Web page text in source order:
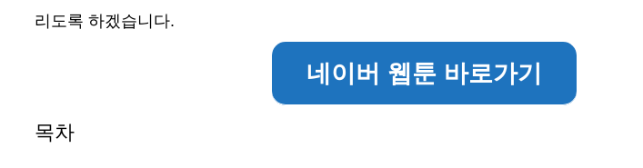
리도록 하겠습니다.
네이버 웹툰 바로가기
목차